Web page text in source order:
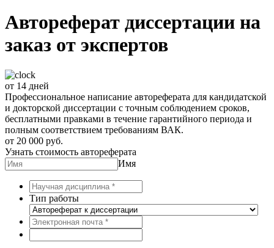
Автореферат диссертации на
заказ от экспертов
от 14 дней
Профессиональное написание автореферата для кандидатской
и докторской диссертации с точным соблюдением сроков,
бесплатными правками в течение гарантийного периода и
полным соответствием требованиям ВАК.
от 20 000 руб.
Узнать стоимость автореферата
Имя
Тип работы